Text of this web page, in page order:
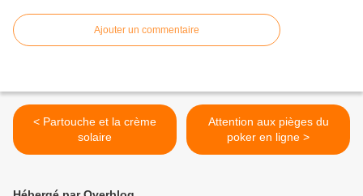
Ajouter un commentaire
< Partouche et la crème
solaire
Attention aux pièges du
poker en ligne >